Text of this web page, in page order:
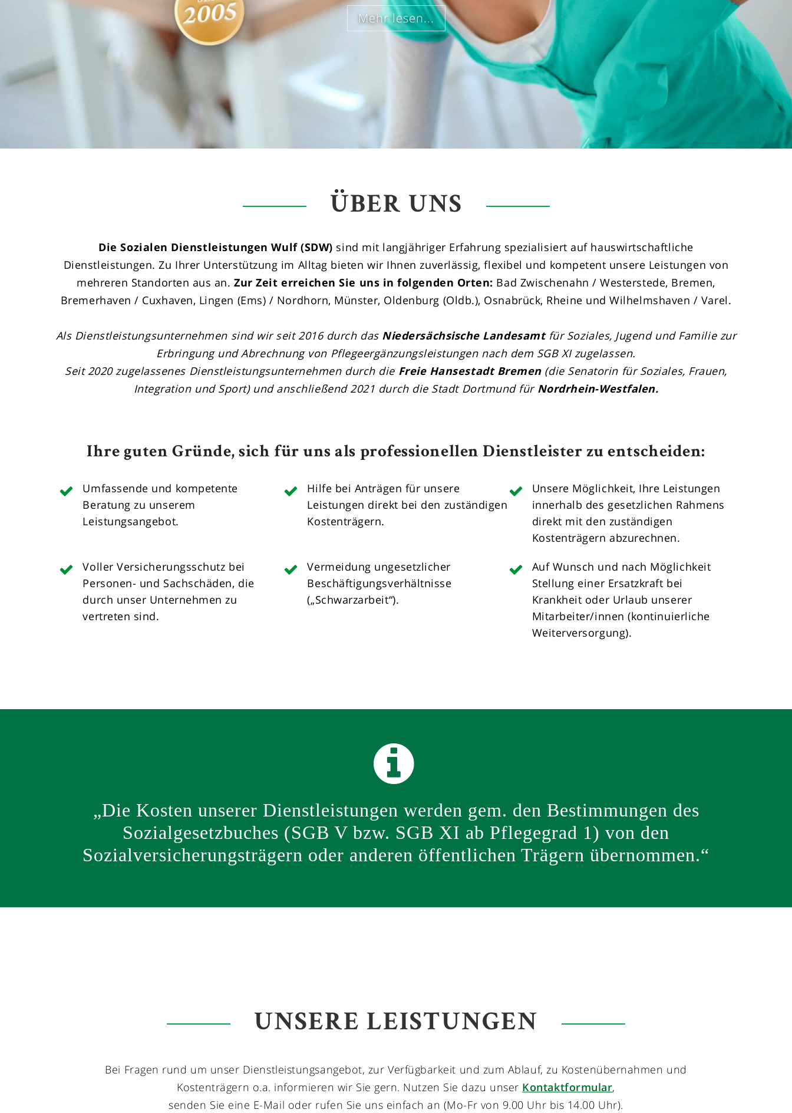
Mehr lesen...
ÜBER UNS
Die Sozialen Dienstleistungen Wulf (SDW) sind mit langjähriger Erfahrung spezialisiert auf hauswirtschaftliche
Dienstleistungen. Zu Ihrer Unterstützung im Alltag bieten wir Ihnen zuverlässig, flexibel und kompetent unsere Leistungen von
mehreren Standorten aus an.Zur Zeit erreichen Sie uns in folgenden Orten: Bad Zwischenahn / Westerstede, Bremen,
Bremerhaven / Cuxhaven, Lingen (Ems) / Nordhorn, Münster, Oldenburg (Oldb.), Osnabrück, Rheine und Wilhelmshaven / Varel.
Als Dienstleistungsunternehmen sind wir seit 2016 durch das Niedersächsische Landesamtfür Soziales, Jugend und Familie zur
Erbringung und Abrechnung von Pflegeergänzungsleistungen nach dem SGB XI zugelassen.
Seit 2020 zugelassenes Dienstleistungsunternehmen durch die Freie Hansestadt Bremen(die Senatorin für Soziales, Frauen,
Integration und Sport) und anschließend 2021 durch die Stadt Dortmund für Nordrhein-Westfalen.
Ihre guten Gründe, sich für uns als professionellen Dienstleister zu entscheiden:
Umfassende und kompetente
Beratung zu unserem
Leistungsangebot.
Hilfe bei Anträgen für unsere
Leistungen direkt bei den zuständigen
Kostenträgern.
Unsere Möglichkeit, Ihre Leistungen
innerhalb des gesetzlichen Rahmens
direkt mit den zuständigen
Kostenträgern abzurechnen.
Voller Versicherungsschutz bei
Personen- und Sachschäden, die
durch unser Unternehmen zu
vertreten sind.
Vermeidung ungesetzlicher
Beschäftigungsverhältnisse
(„Schwarzarbeit“).
Auf Wunsch und nach Möglichkeit
Stellung einer Ersatzkraft bei
Krankheit oder Urlaub unserer
Mitarbeiter/innen (kontinuierliche
Weiterversorgung).
„Die Kosten unserer Dienstleistungen werden gem. den Bestimmungen des
Sozialgesetzbuches (SGB V bzw. SGB XI ab Pflegegrad 1) von den
Sozialversicherungsträgern oder anderen öffentlichen Trägern übernommen.“
UNSERE LEISTUNGEN
Bei Fragen rund um unser Dienstleistungsangebot, zur Verfügbarkeit und zum Ablauf, zu Kostenübernahmen und
Kostenträgern o.a. informieren wir Sie gern. Nutzen Sie dazu unser Kontaktformular,
senden Sie eine E-Mail oder rufen Sie uns einfach an (Mo-Fr von 9.00 Uhr bis 14.00 Uhr).